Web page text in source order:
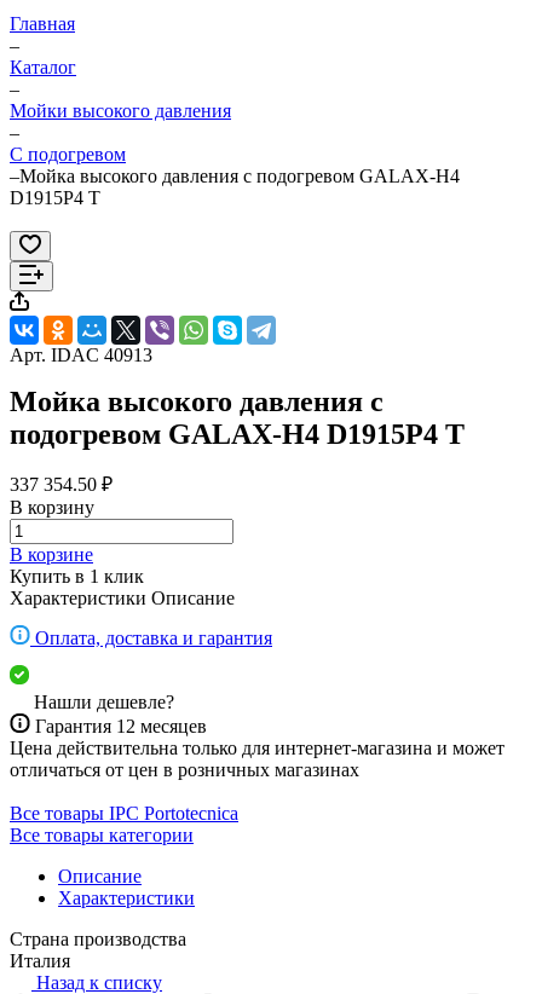
Главная
–
Каталог
–
Мойки высокого давления
–
С подогревом
–Мойка высокого давления c подогревом GALAX-H4
D1915P4 T
Арт. IDAC 40913
Мойка высокого давления c
подогревом GALAX-H4 D1915P4 T
337 354.50 ₽
В корзину
В корзине
Купить в 1 клик
Характеристики Описание
Оплата, доставка и гарантия
Нашли дешевле?
Гарантия 12 месяцев
Цена действительна только для интернет-магазина и может
отличаться от цен в розничных магазинах
Все товары IPC Portotecnica
Все товары категории
Описание
Характеристики
Страна производства
Италия
Назад к списку